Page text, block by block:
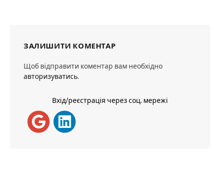
ЗАЛИШИТИ КОМЕНТАР
Щоб відправити коментар вам необхідно
авторизуватись.
Вхід/реєстрація через соц. мережі